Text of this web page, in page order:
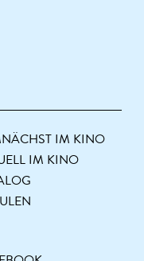
IM KINO
IM KINO